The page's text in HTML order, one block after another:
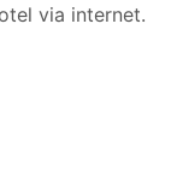
via internet.